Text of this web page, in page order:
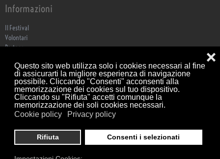
Questo sito web utilizza solo i cookies necessari al fine
di assicurarti la migliore esperienza di navigazione
possibile. Cliccando "Consenti" acconsenti alla
memorizzazione dei cookies sul tuo dispositivo.
Cliccando su "Rifiuta" accetti comunque la
memorizzazione dei soli cookies necessari.
Cookie policy
Privacy policy
Rifiuta Consenti i selezionati
❌
Informazioni
Il Festival
Volontari
Partner
Biglietteria
Dove Siamo
Contatti
Trasparenza
Associazione Culturale Tutti Matti per Colorno © Tutti i diritti riservati C.F.
92182070349 P.IVA 02769980349 | Via Nazario Sauro 14, 43121 Parma
Scrivici